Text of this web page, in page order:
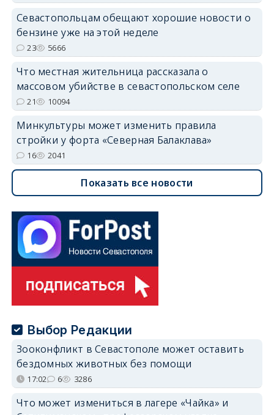
Севастопольцам обещают хорошие новости о
бензине уже на этой неделе
23 5666
Что местная жительница рассказала о
массовом убийстве в севастопольском селе
21 10094
Минкультуры может изменить правила
стройки у форта «Северная Балаклава»
16 2041
Показать все новости
Выбор Редакции
Зооконфликт в Севастополе может оставить
бездомных животных без помощи
17:02 6 3286
Что может измениться в лагере «Чайка» и